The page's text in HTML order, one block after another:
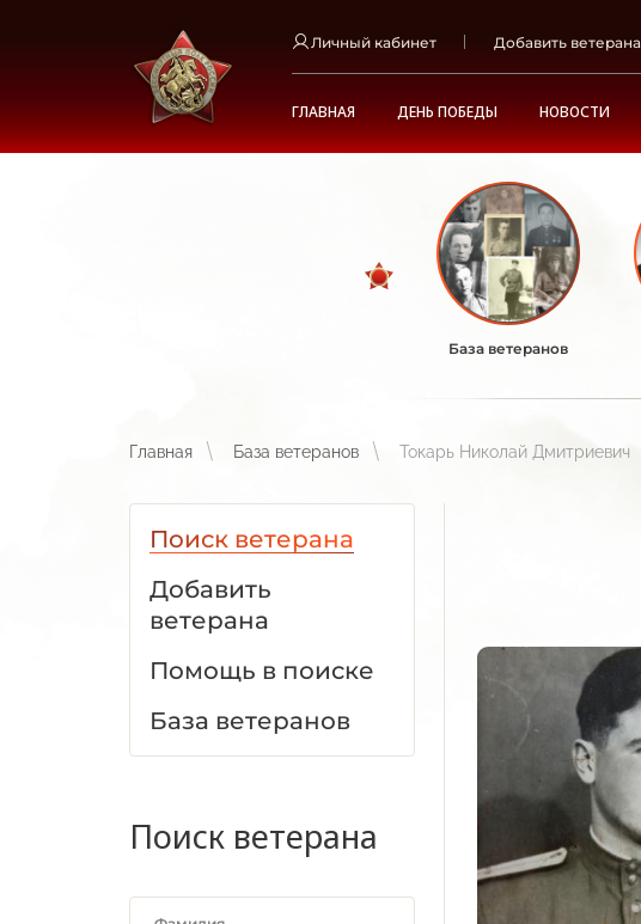
Личный кабинет Добавить ветерана
ГЛАВНАЯ ДЕНЬ ПОБЕДЫ НОВОСТИ
База ветеранов
Главная База ветеранов Токарь Николай Дмитриевич
Поиск ветерана
Добавить
ветерана
Помощь в поиске
База ветеранов
Поиск ветерана